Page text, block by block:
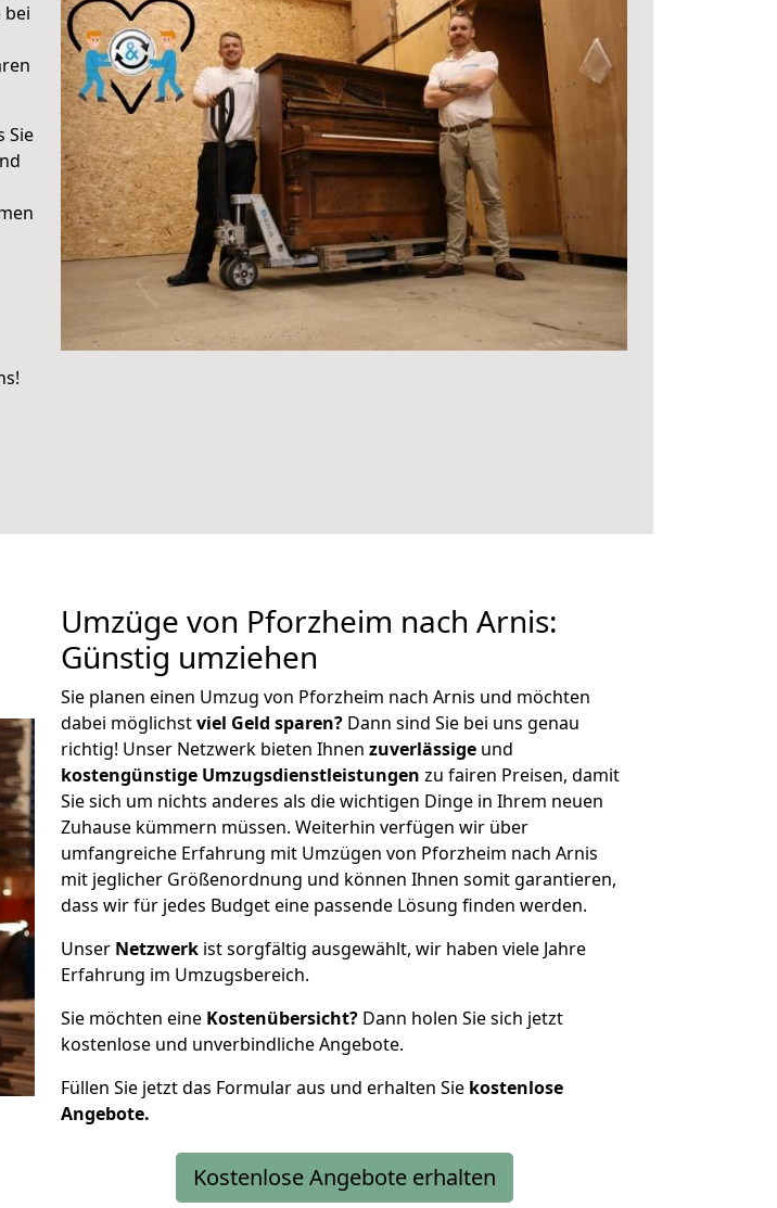
bei
Sie
Umzüge von Pforzheim nach Arnis:
Günstig umziehen
Sie planen einen Umzug von Pforzheim nach Arnis und möchten
dabei möglichstviel Geld sparen? Dann sind Sie bei uns genau
richtig! Unser Netzwerk bieten Ihnen zuverlässige und
kostengünstige Umzugsdienstleistungen zu fairen Preisen, damit
Sie sich um nichts anderes als die wichtigen Dinge in Ihrem neuen
Zuhause kümmern müssen. Weiterhin verfügen wir über
umfangreiche Erfahrung mit Umzügen von Pforzheim nach Arnis
mit jeglicher Größenordnung und können Ihnen somit garantieren,
dass wir für jedes Budget eine passende Lösung finden werden.
Unser Netzwerk ist sorgfältig ausgewählt, wir haben viele Jahre
Erfahrung im Umzugsbereich.
Sie möchten eine Kostenübersicht? Dann holen Sie sich jetzt
kostenlose und unverbindliche Angebote.
Füllen Sie jetzt das Formular aus und erhalten Sie kostenlose
Angebote.
Kostenlose Angebote erhalten